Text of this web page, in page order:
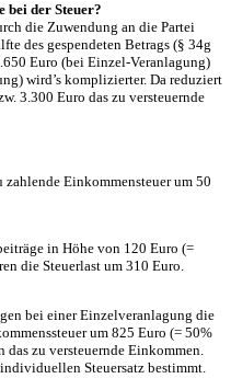
bei der Steuer?
die Zuwendung an die Partei
des gespendeten Betrags (§ 34g
Euro (bei Einzel-Veranlagung)
wird’s komplizierter. Da reduziert
3.300 Euro das zu versteuernde
Einkommensteuer um 50
in Höhe von 120 Euro (=
die Steuerlast um 310 Euro.
bei einer Einzelveranlagung die
um 825 Euro (= 50%
zu versteuernde Einkommen.
Steuersatz bestimmt.